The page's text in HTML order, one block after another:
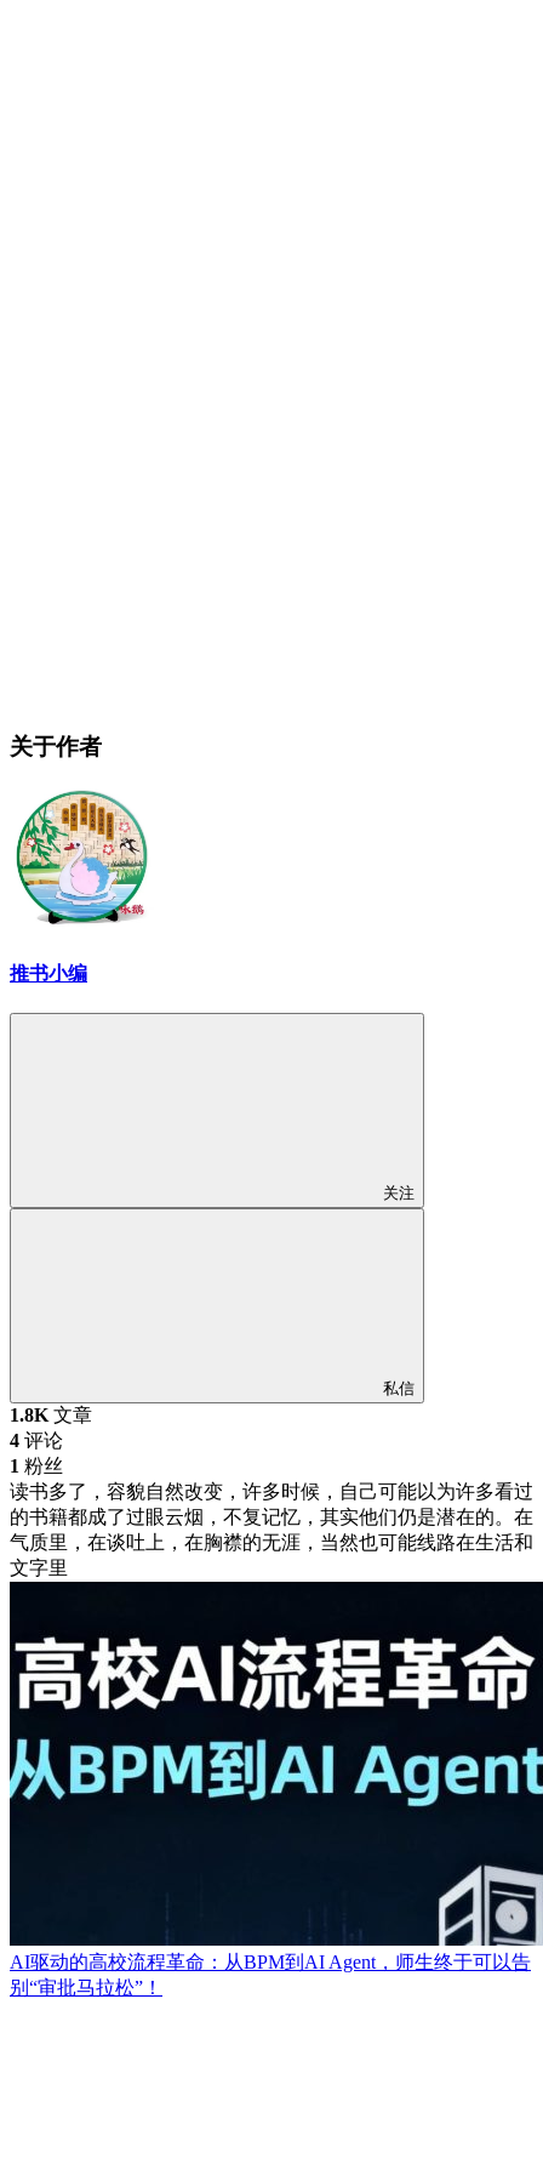
关于作者
推书小编
关注
私信
1.8K 文章
4 评论
1 粉丝
读书多了，容貌自然改变，许多时候，自己可能以为许多看过
的书籍都成了过眼云烟，不复记忆，其实他们仍是潜在的。在
气质里，在谈吐上，在胸襟的无涯，当然也可能线路在生活和
文字里
AI驱动的高校流程革命：从BPM到AI Agent，师生终于可以告
别“审批马拉松”！